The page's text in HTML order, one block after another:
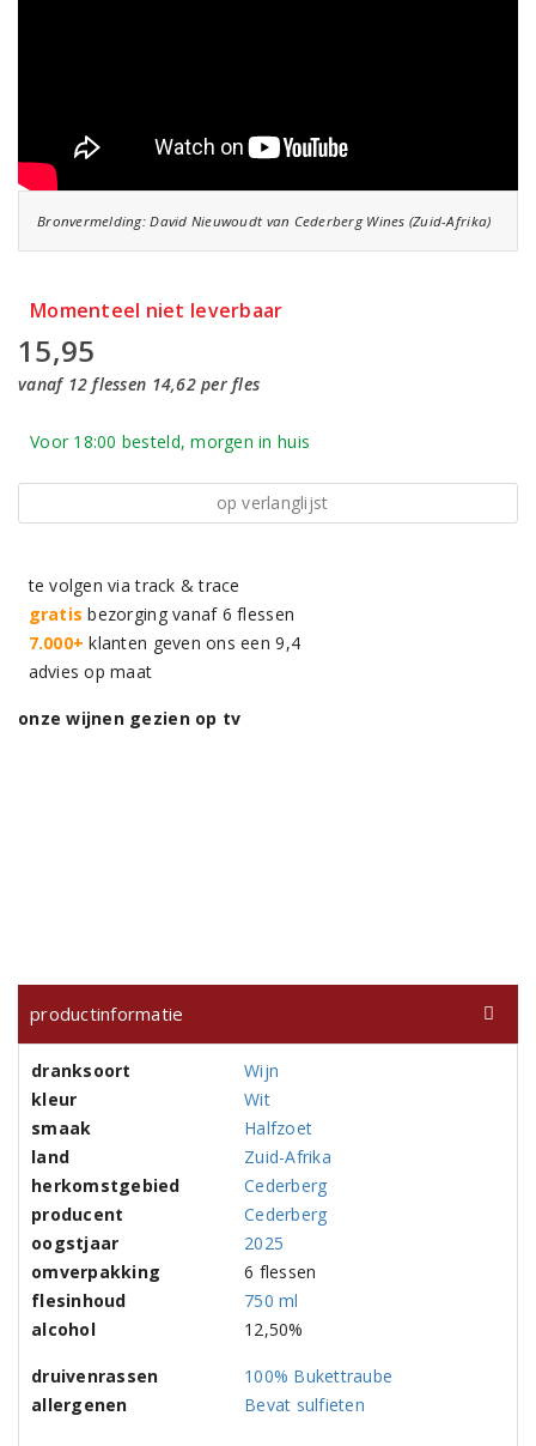
Bronvermelding: David Nieuwoudt van Cederberg Wines (Zuid-Afrika)
Momenteel niet leverbaar
15,95
vanaf 12 flessen 14,62 per fles
Voor 18:00 besteld, morgen in huis
op verlanglijst
te volgen via track & trace
gratis bezorging vanaf 6 flessen
7.000+ klanten geven ons een 9,4
advies op maat
onze wijnen gezien op tv
productinformatie
dranksoort
Wijn
kleur
Wit
smaak
Halfzoet
land
Zuid-Afrika
herkomstgebied
Cederberg
producent
Cederberg
oogstjaar
2025
omverpakking
6 flessen
flesinhoud
750 ml
alcohol
12,50%
druivenrassen
100% Bukettraube
allergenen
Bevat sulfieten